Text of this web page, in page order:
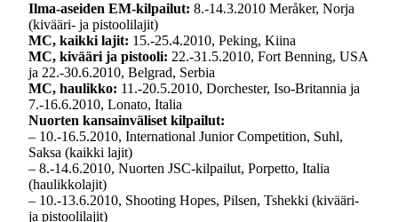
Ilma-aseiden EM-kilpailut: 8.-14.3.2010 Meråker, Norja
(kivääri- ja pistoolilajit)
MC, kaikki lajit: 15.-25.4.2010, Peking, Kiina
MC, kivääri ja pistooli: 22.-31.5.2010, Fort Benning, USA
ja 22.-30.6.2010, Belgrad, Serbia
MC, haulikko: 11.-20.5.2010, Dorchester, Iso-Britannia ja
7.-16.6.2010, Lonato, Italia
Nuorten kansainväliset kilpailut:
– 10.-16.5.2010, International Junior Competition, Suhl,
Saksa (kaikki lajit)
– 8.-14.6.2010, Nuorten JSC-kilpailut, Porpetto, Italia
(haulikkolajit)
– 10.-13.6.2010, Shooting Hopes, Pilsen, Tshekki (kivääri-
ja pistoolilajit)